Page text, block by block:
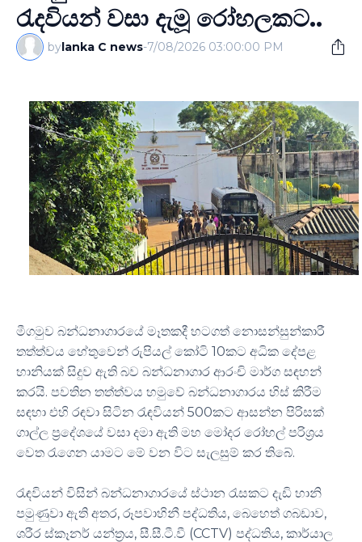
රැදවියන් වසා දැමූ රෝහලකට..
bylanka C news-7/08/2026 03:00:00 PM
මීගමුව බන්ධනාගාරයේ මෑතකදී හටගත් නොසන්සුන්කාරී
තත්ත්වය හේතුවෙන් රුපියල් කෝටි 10කට අධික දේපළ
හානියක් සිදුව ඇති බව බන්ධනාගාර ආරංචි මාර්ග සඳහන්
කරයි. පවතින තත්ත්වය හමුවේ බන්ධනාගාරය හිස් කිරීම
සඳහා එහි රඳවා සිටින රැඳවියන් 500කට ආසන්න පිරිසක්
ගාල්ල ප්‍රදේශයේ වසා දමා ඇති මහ මෝදර රෝහල් පරිශ්‍රය
වෙත රැගෙන යාමට මේ වන විට සැලසුම් කර තිබේ.
රැඳවියන් විසින් බන්ධනාගාරයේ ස්ථාන රැසකට දැඩි හානි
පමුණුවා ඇති අතර, රූපවාහිනී පද්ධතිය, බෙහෙත් ගබඩාව,
ශරීර ස්කෑනර් යන්ත්‍රය, සී.සී.ටී.වී (CCTV) පද්ධතිය, කාර්යාල